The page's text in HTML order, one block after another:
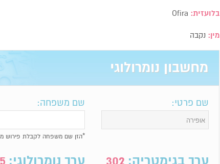
בלועזית:
מין: נקבה
מחשבון נומרולוגי
שם פרטי: שם משפחה:
*הזן שם משפחה לקבלת פירוש
ערך בגימטריה: 302 ערך נומרולוגי: